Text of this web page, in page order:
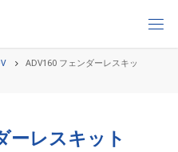
ADV160 フェンダーレスキッ
ーレスキット